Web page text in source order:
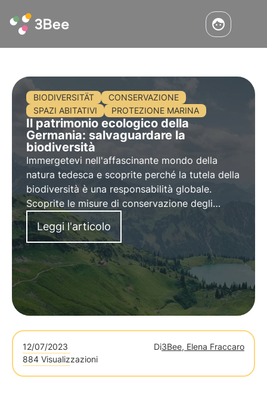
BIODIVERSITÄT
CONSERVAZIONE
SPAZI ABITATIVI
PROTEZIONE MARINA
Il patrimonio ecologico della
Germania: salvaguardare la
biodiversità
Immergetevi nell'affascinante mondo della
natura tedesca e scoprite perché la tutela della
biodiversità è una responsabilità globale.
Scoprite le misure di conservazione degli
habitat, la protezione degli oceani e il ruolo
della ricerca nella gestione della biodiversità.
Leggi l'articolo
12/07/2023 Di3Bee, Elena Fraccaro
884 Visualizzazioni